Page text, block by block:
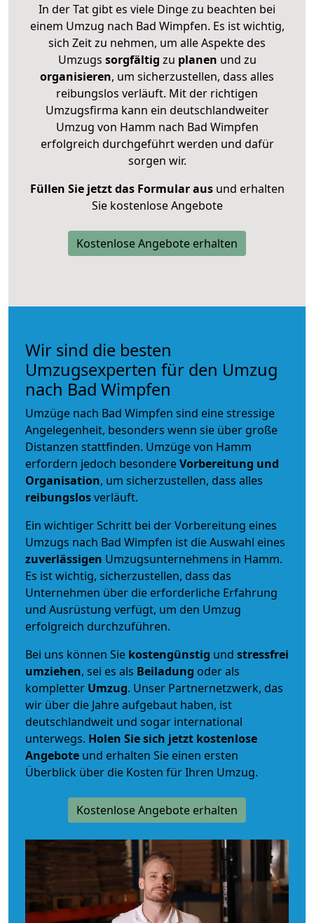
In der Tat gibt es viele Dinge zu beachten bei
einem Umzug nach Bad Wimpfen. Es ist wichtig,
sich Zeit zu nehmen, um alle Aspekte des
Umzugs sorgfältig zu planen und zu
organisieren, um sicherzustellen, dass alles
reibungslos verläuft. Mit der richtigen
Umzugsfirma kann ein deutschlandweiter
Umzug von Hamm nach Bad Wimpfen
erfolgreich durchgeführt werden und dafür
sorgen wir.
Füllen Sie jetzt das Formular ausund erhalten
Sie kostenlose Angebote
Kostenlose Angebote erhalten
Wir sind die besten
Umzugsexperten für den Umzug
nach Bad Wimpfen
Umzüge nach Bad Wimpfen sind eine stressige
Angelegenheit, besonders wenn sie über große
Distanzen stattfinden. Umzüge von Hamm
erfordern jedoch besondereVorbereitung und
Organisation, um sicherzustellen, dass alles
reibungslosverläuft.
Ein wichtiger Schritt bei der Vorbereitung eines
Umzugs nach Bad Wimpfen ist die Auswahl eines
zuverlässigen Umzugsunternehmens in Hamm.
Es ist wichtig, sicherzustellen, dass das
Unternehmen über die erforderliche Erfahrung
und Ausrüstung verfügt, um den Umzug
erfolgreich durchzuführen.
Bei uns können Sie kostengünstig und stressfrei
umziehen, sei es als Beiladung oder als
kompletter Umzug. Unser Partnernetzwerk, das
wir über die Jahre aufgebaut haben, ist
deutschlandweit und sogar international
unterwegs. Holen Sie sich jetzt kostenlose
Angebote und erhalten Sie einen ersten
Überblick über die Kosten für Ihren Umzug.
Kostenlose Angebote erhalten